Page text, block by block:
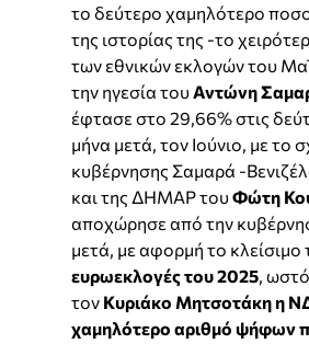
το δεύτερο χαμηλότερο
της ιστορίας της -το
των εθνικών εκλογών του
την ηγεσία του Αντώνη
έφτασε στο 29,66% στις
μήνα μετά, τον Ιούνιο, με το
κυβέρνησης Σαμαρά -
και της ΔΗΜΑΡ τουΦώτη
αποχώρησε από την
μετά, με αφορμή το κλείσιμο
ευρωεκλογές του 2025 ,
τον Κυριάκο Μητσοτάκη η
χαμηλότερο αριθμό ψήφων